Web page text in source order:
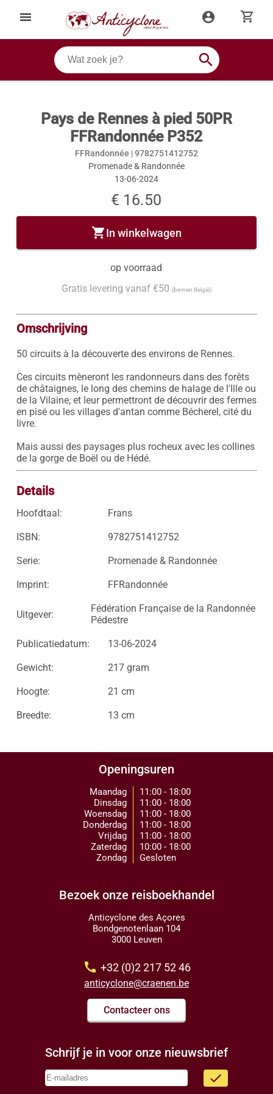
menu account_circle shopping_cart
search
Pays de Rennes à pied 50PR
FFRandonnée P352
FFRandonnée |9782751412752
Promenade & Randonnée
13-06-2024
€ 16.50
shopping_cartIn winkelwagen
op voorraad
Gratis levering vanaf €50 (binnen België)
Omschrijving
50 circuits à la découverte des environs de Rennes.
Ces circuits mèneront les randonneurs dans des forêts
de châtaignes, le long des chemins de halage de l'Ille ou
de la Vilaine, et leur permettront de découvrir des fermes
en pisé ou les villages d'antan comme Bécherel, cité du
livre.
Mais aussi des paysages plus rocheux avec les collines
de la gorge de Boël ou de Hédé.
Details
Hoofdtaal: Frans
ISBN: 9782751412752
Serie: Promenade & Randonnée
Imprint: FFRandonnée
Uitgever:
Fédération Française de la Randonnée
Pédestre
Publicatiedatum: 13-06-2024
Gewicht: 217 gram
Hoogte: 21 cm
Breedte: 13 cm
Openingsuren
Maandag
Dinsdag
Woensdag
Donderdag
Vrijdag
Zaterdag
Zondag
11:00 - 18:00
11:00 - 18:00
11:00 - 18:00
11:00 - 18:00
11:00 - 18:00
10:00 - 18:00
Gesloten
Bezoek onze reisboekhandel
Anticyclone des Açores
Bondgenotenlaan 104
3000 Leuven
call +32 (0)2 217 52 46
anticyclone@craenen.be
Contacteer ons
Schrijf je in voor onze nieuwsbrief
done